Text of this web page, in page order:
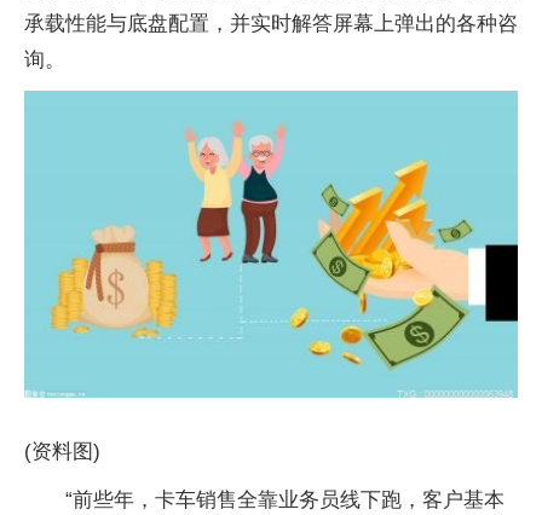
承载性能与底盘配置，并实时解答屏幕上弹出的各种咨
询。
(资料图)
“前些年，卡车销售全靠业务员线下跑，客户基本